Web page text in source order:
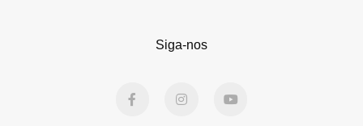
Siga-nos
a
n
o